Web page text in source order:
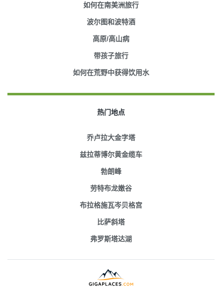
如何在南美洲旅行
波尔图和波特酒
高原/高山病
带孩子旅行
如何在荒野中获得饮用水
热门地点
乔卢拉大金字塔
兹拉蒂博尔黄金缆车
勃朗峰
劳特布龙嫩谷
布拉格施瓦岑贝格宫
比萨斜塔
弗罗斯塔达湖